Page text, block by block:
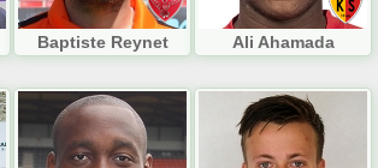
Baptiste Reynet Ali Ahamada